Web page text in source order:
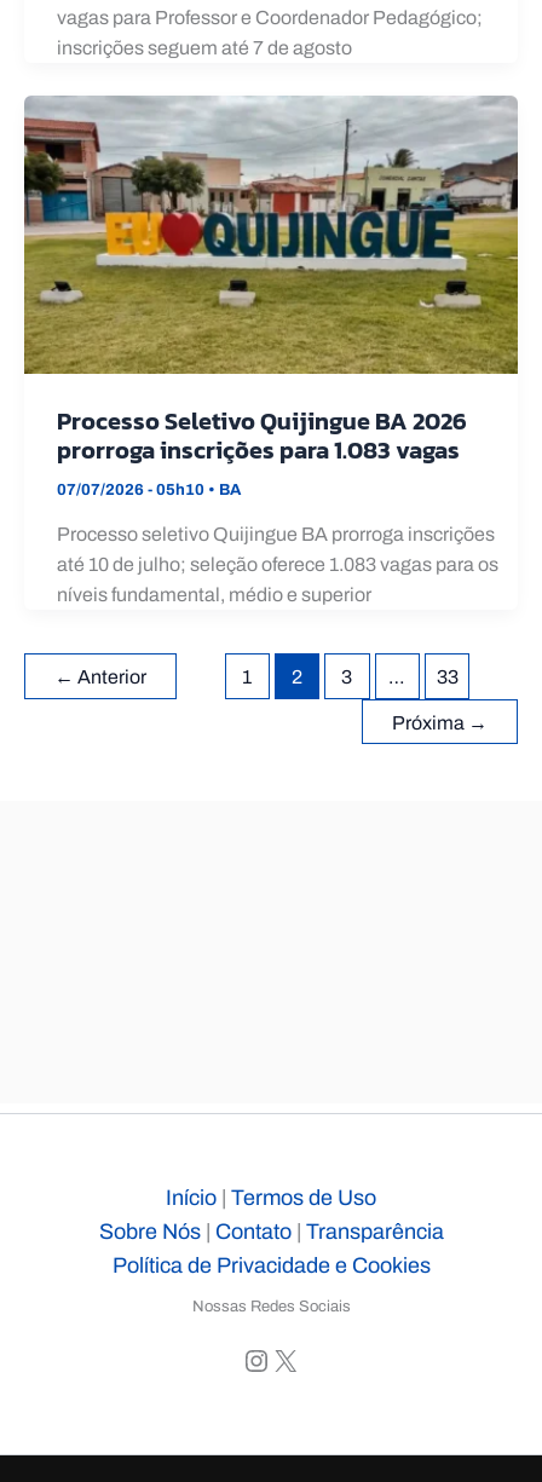
vagas para Professor e Coordenador Pedagógico;
inscrições seguem até 7 de agosto
Processo Seletivo Quijingue BA 2026
prorroga inscrições para 1.083 vagas
07/07/2026 - 05h10 • BA
Processo seletivo Quijingue BA prorroga inscrições
até 10 de julho; seleção oferece 1.083 vagas para os
níveis fundamental, médio e superior
← Anterior 1 2 3 … 33
Próxima →
Início Termos de Uso
Sobre Nós| Contato| Transparência
Política de Privacidade e Cookies
Nossas Redes Sociais
Instagram
X